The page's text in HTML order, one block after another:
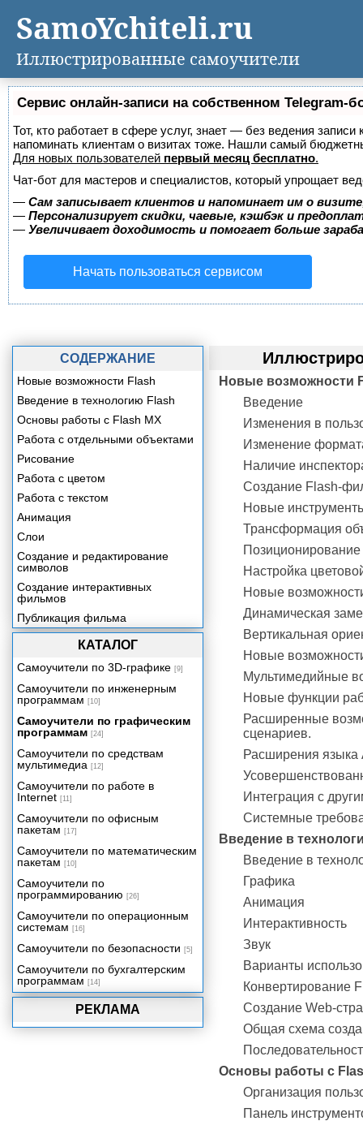
Сервис онлайн-записи на собственном Telegram-
Тот, кто работает в сфере услуг, знает — без ведения
напоминать клиентам о визитах тоже. Нашли самый
Для новых пользователей первый месяц бесплатно.
Чат-бот для мастеров и специалистов, который упрощает
— Сам записывает клиентов и напоминает им о
— Персонализирует скидки, чаевые, кэшбэк и
— Увеличивает доходимость и помогает больше
Начать пользоваться сервисом
Новые возможности
Введение
Изменения в
Изменение
Наличие
Создание Flash-
Новые
Трансформация
Позиционирование
Настройка
Новые
Динамическая
Вертикальная
Новые
Мультимедийные
Новые функции
Расширенные
сценариев.
Расширения языка
Интеграция с
Системные
Введение в
Введение в
Графика
Анимация
Интерактивность
Звук
Варианты
Конвертирование
Создание Web-
Общая схема
Основы работы с
Организация
Панель
РЕКЛАМА
СОДЕРЖАНИЕ
Новые возможности Flash
Введение в технологию Flash
Основы работы с Flash MX
Работа с отдельными объектами
Рисование
Работа с цветом
Работа с текстом
Анимация
Слои
Создание и редактирование
символов
Создание интерактивных
фильмов
Публикация фильма
КАТАЛОГ
Самоучители по 3D-графике [9]
Самоучители по инженерным
программам [10]
Самоучители по графическим
программам [24]
Самоучители по средствам
мультимедиа [12]
Самоучители по работе в
Internet [11]
Самоучители по офисным
пакетам [17]
Самоучители по математическим
пакетам [10]
Самоучители по
программированию [26]
Самоучители по операционным
системам [16]
Самоучители по безопасности [5]
Самоучители по бухгалтерским
программам [14]
SamoYchiteli.ru
Иллюстрированные самоучители